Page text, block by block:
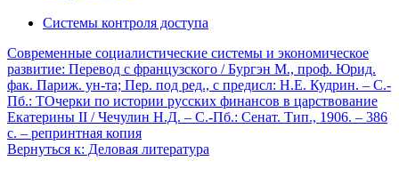
Системы контроля доступа
Современные социалистические системы и экономическое
развитие: Перевод с французского / Бургэн М., проф. Юрид.
фак. Париж. ун-та; Пер. под ред., с предисл: Н.Е. Кудрин. – С.-
Пб.: ТОчерки по истории русских финансов в царствование
Екатерины II / Чечулин Н.Д. – С.-Пб.: Сенат. Тип., 1906. – 386
с. – репринтная копия
Вернуться к: Деловая литература